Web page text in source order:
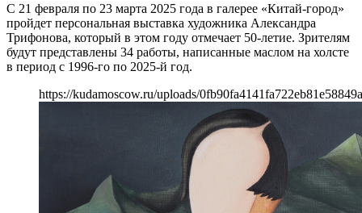
С 21 февраля по 23 марта 2025 года в галерее «Китай-город»
пройдет персональная выставка художника Александра
Трифонова, который в этом году отмечает 50-летие. Зрителям
будут представлены 34 работы, написанные маслом на холсте
в период с 1996-го по 2025-й год.
https://kudamoscow.ru/uploads/